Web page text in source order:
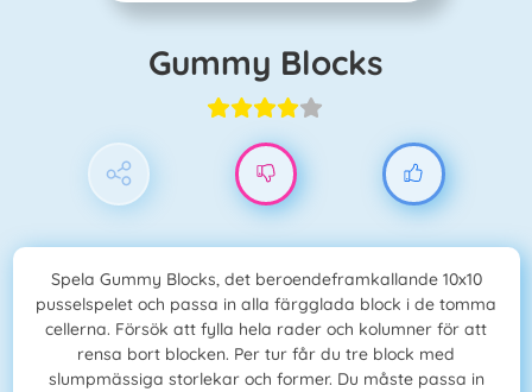
Gummy Blocks
Spela Gummy Blocks, det beroendeframkallande 10x10
pusselspelet och passa in alla färgglada block i de tomma
cellerna. Försök att fylla hela rader och kolumner för att
rensa bort blocken. Per tur får du tre block med
slumpmässiga storlekar och former. Du måste passa in